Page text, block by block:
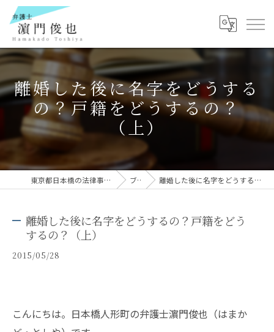
離婚した後に名字をどうする
の？戸籍をどうするの？
（上）
東京都日本橋の法律事務所なら弁護士 濵門俊也 ブログ 離婚した後に名字をどうするの？戸籍をどうするの？（上）
離婚した後に名字をどうするの？戸籍をどう
するの？（上）
2015/05/28
こんにちは。日本橋人形町の弁護士濵門俊也（はまか